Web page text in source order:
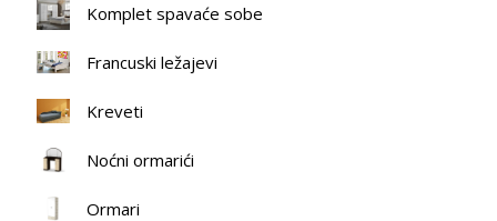
Komplet spavaće sobe
Francuski ležajevi
Kreveti
Noćni ormarići
Ormari